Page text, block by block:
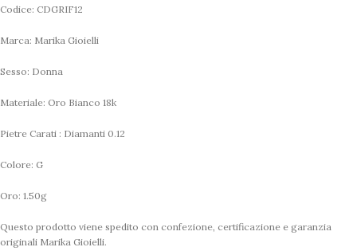
Codice: CDGRIF12
Marca: Marika Gioielli
Sesso: Donna
Materiale: Oro Bianco 18k
Pietre Carati : Diamanti 0.12
Colore: G
Oro: 1.50g
Questo prodotto viene spedito con confezione, certificazione e garanzia
originali Marika Gioielli.